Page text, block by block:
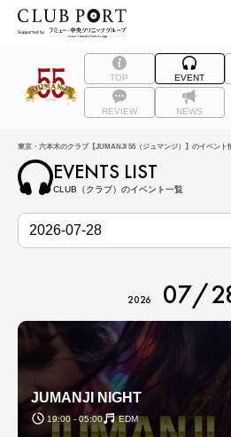
TOP EVENT
REVIEW NEWS
東京・六本木のクラブ【JUMANJI 55（ジュマンジ）】のイベント
EVENTS LIST
CLUB（クラブ）のイベント一覧
2026 07/
JUMANJI NIGHT
19:00 - 05:00 EDM